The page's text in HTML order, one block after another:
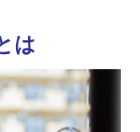
は